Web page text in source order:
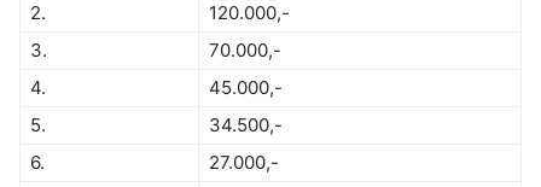
2.
120.000,-
3.
70.000,-
4.
45.000,-
5.
34.500,-
6.
27.000,-